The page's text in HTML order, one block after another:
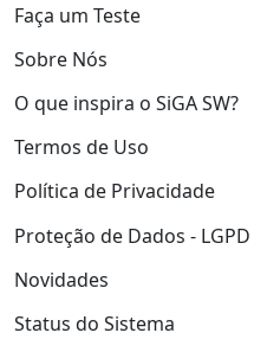
Faça um Teste
Sobre Nós
O que inspira o SiGA SW?
Termos de Uso
Política de Privacidade
Proteção de Dados - LGPD
Novidades
Status do Sistema